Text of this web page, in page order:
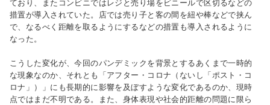
ており、またコンビニではレジと売り場をビニールで区切るなどの
措置が導入されていた。店では売り子と客の間を紐や棒などで挟ん
で、なるべく距離を取るようにするなどの措置も導入されるように
なった。
こうした変化が、今回のパンデミックを背景とするあくまで一時的
な現象なのか、それとも「アフター・コロナ（ないし「ポスト・コ
ロナ」）」にも長期的に影響を及ぼすような変化であるのか、現時
点ではまだ不明である。また、身体表現や社会的距離の問題に限ら